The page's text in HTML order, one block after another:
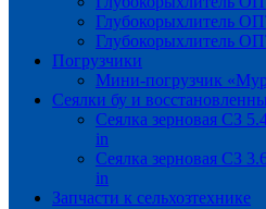
Глубокорыхлитель
Глубокорыхлитель
Погрузчики
Мини-погрузчик
Сеялки бу и
Сеялка зерновая СЗ
in
Сеялка зерновая СЗ
in
Запчасти к сельхозтехнике